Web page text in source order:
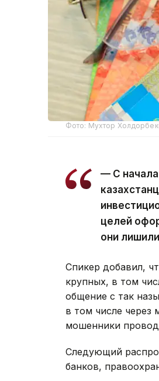
Фото: Мухтор
— С
целей
они
Спикер добавил,
крупных, в том
общение с так
в том числе через
мошенники
Следующий
банков,